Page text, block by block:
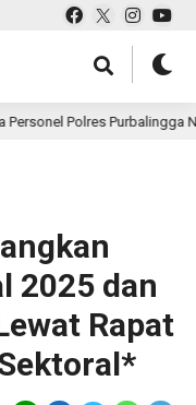
Purbalingga Naik
2025 dan
Rapat